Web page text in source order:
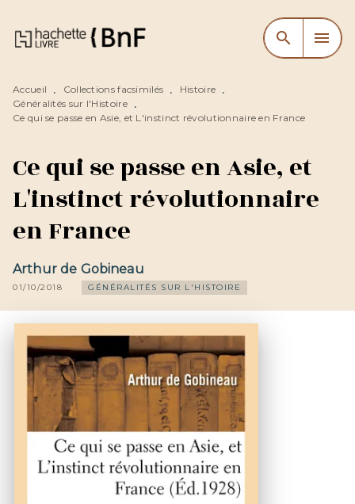
MENU RECHERCHE
CONTENU
search menu
Accueil • Collections facsimilés • Histoire •
Généralités sur l'Histoire
•
Ce qui se passe en Asie, et L'instinct révolutionnaire en France
Ce qui se passe en Asie, et
L'instinct révolutionnaire
en France
Arthur de Gobineau
01/10/2018 GÉNÉRALITÉS SUR L'HISTOIRE